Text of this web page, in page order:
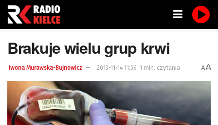
Brakuje wielu grup krwi
Iwona Murawska-Bujnowicz 2013-11-14 11:56 1 min. czytania AA